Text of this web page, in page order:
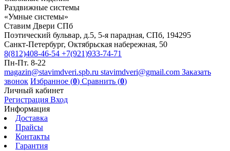
Раздвижные системы
«Умные системы»
Ставим Двери СПб
Поэтический бульвар, д.5, 5-я парадная, СПб, 194295
Санкт-Петербург, Октябрьская набережная, 50
8(812)408-46-54 +7(921)933-74-71
Пн-Пт. 8-22
magazin@stavimdveri.spb.ru stavimdveri@gmail.com Заказать
звонок Избранное (0) Сравнить (0)
Личный кабинет
Регистрация Вход
Информация
Доставка
Прайсы
Контакты
Гарантия